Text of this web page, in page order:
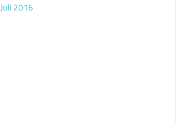
Juli 2016